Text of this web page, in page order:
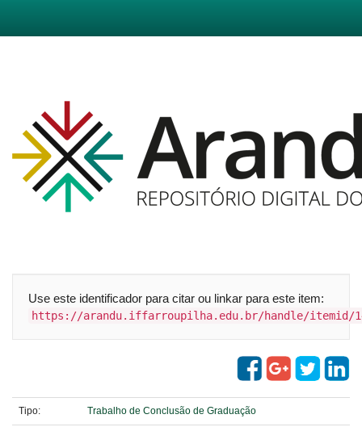
Use este identificador para citar ou linkar para este item:
https://arandu.iffarroupilha.edu.br/handle/itemid/
Tipo: Trabalho de Conclusão de Graduação